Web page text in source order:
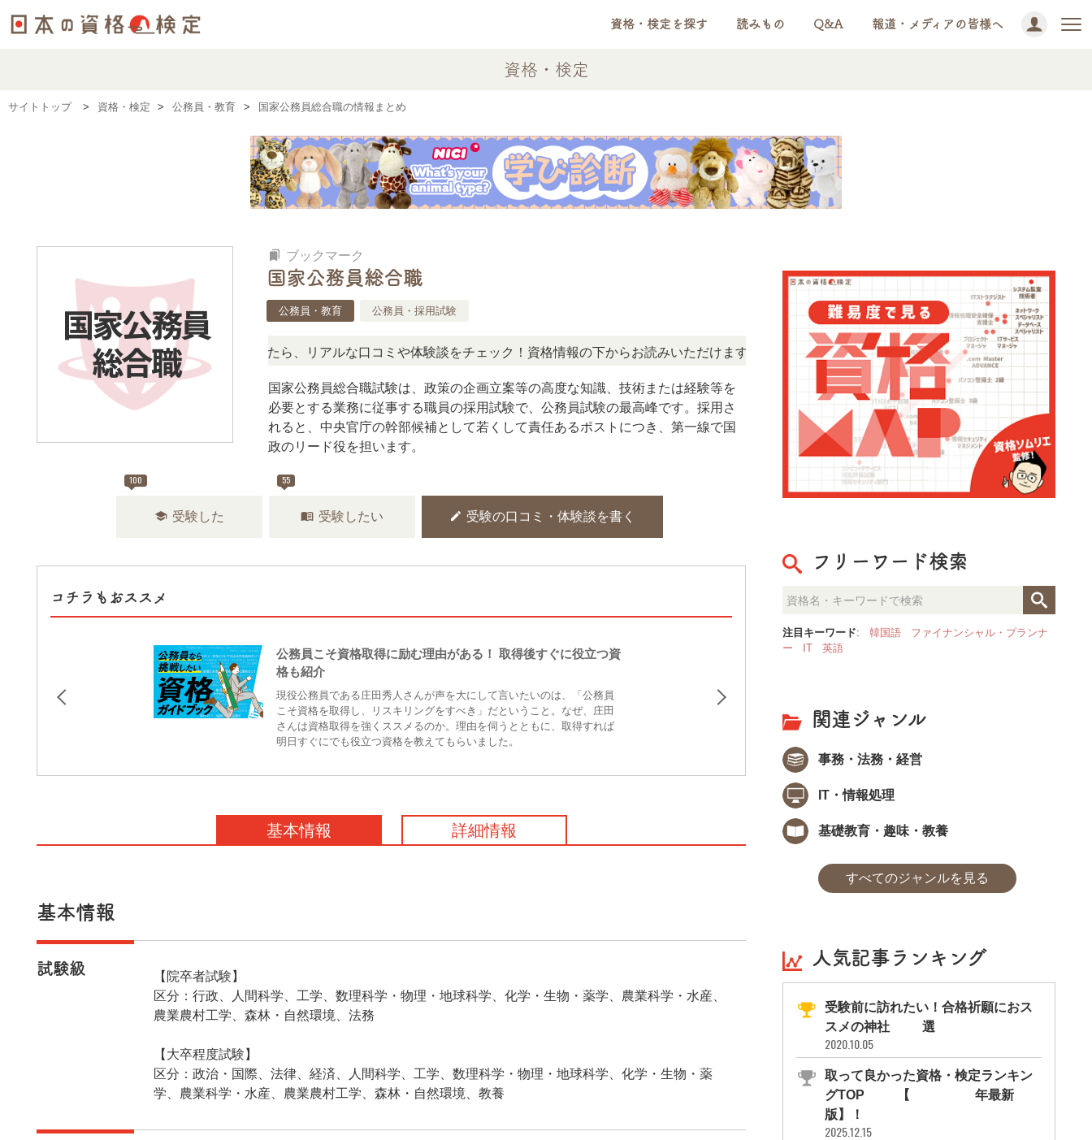
資格・検定を探す 読みもの Q&A 報道・メディアの皆様へ
資格・検定
サイトトップ 資格・検定 公務員・教育 国家公務員総合職の情報まとめ
bookmarks ブックマーク
国家公務員総合職
公務員・教育 公務員・採用試験
い？」「どんな試験？」と疑問に思ったら、リアルな口コミや体験談をチェック！資格情報の下からお読みいただけます。 NEWS! 「この検定、難しい？」「どんな試験？」と疑問
国家公務員総合職試験は、政策の企画立案等の高度な知識、技術または経験等を
必要とする業務に従事する職員の採用試験で、公務員試験の最高峰です。採用さ
れると、中央官庁の幹部候補として若くして責任あるポストにつき、第一線で国
政のリード役を担います。
100
school 受験した
55
menu_book 受験したい edit 受験の口コミ・体験談を書く
コチラもおススメ
公務員こそ資格取得に励む理由がある！ 取得後すぐに役立つ資
格も紹介
現役公務員である庄田秀人さんが声を大にして言いたいのは、「公務員
こそ資格を取得し、リスキリングをすべき」だということ。なぜ、庄田
さんは資格取得を強くススメるのか。理由を伺うとともに、取得すれば
明日すぐにでも役立つ資格を教えてもらいました。
国家公務員一般職
です。一般職職員は政策の実行や運営を担当
し、1つの分野を突き詰める専門的な仕事を
人が多いことが特徴となっています。
基本情報 詳細情報
基本情報
試験級
【院卒者試験】
区分：行政、人間科学、工学、数理科学・物理・地球科学、化学・生物・薬学、農業科学・水産、
農業農村工学、森林・自然環境、法務
【大卒程度試験】
区分：政治・国際、法律、経済、人間科学、工学、数理科学・物理・地球科学、化学・生物・薬
学、農業科学・水産、農業農村工学、森林・自然環境、教養
フリーワード検索
注目キーワード: 韓国語
ファイナンシャル・プランナ
ー
IT 英語
関連ジャンル
事務・法務・経営
IT・情報処理
基礎教育・趣味・教養
すべてのジャンルを見る
人気記事ランキング
受験前に訪れたい！合格祈願におス
スメの神社11選
2020.10.05
取って良かった資格・検定ランキン
グTOP10【2026年最新
版】！
2025.12.15